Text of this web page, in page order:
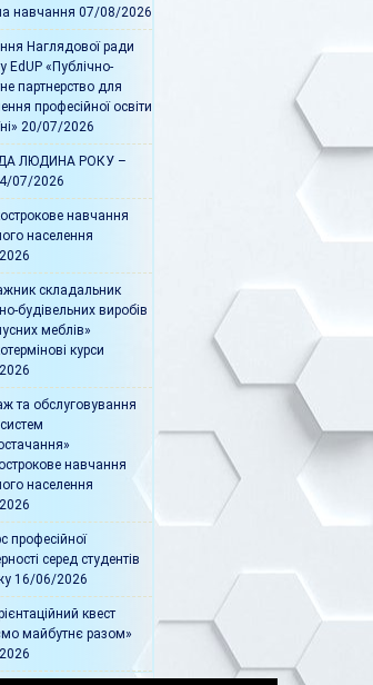
навчання 07/08/2026
Наглядової ради
EdUP «Публічно-
партнерство для
професійної освіти
20/07/2026
ЛЮДИНА РОКУ –
07/2026
навчання
населення
складальник
будівельних виробів
меблів»
курси
та обслуговування
навчання
населення
професійної
серед студентів
16/06/2026
квест
майбутнє разом»